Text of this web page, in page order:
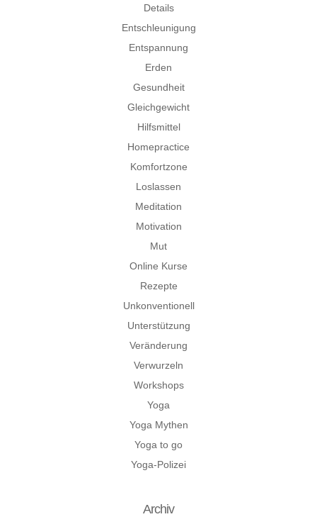
Details
Entschleunigung
Entspannung
Erden
Gesundheit
Gleichgewicht
Hilfsmittel
Homepractice
Komfortzone
Loslassen
Meditation
Motivation
Mut
Online Kurse
Rezepte
Unkonventionell
Unterstützung
Veränderung
Verwurzeln
Workshops
Yoga
Yoga Mythen
Yoga to go
Yoga-Polizei
Archiv